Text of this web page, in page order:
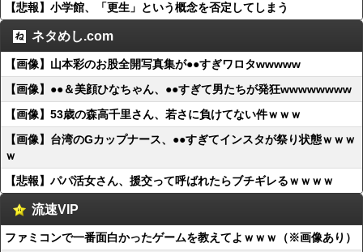
【悲報】小学館、「更生」という概念を否定してしまう
ネタめし.com
【画像】山本彩のお股全開写真集が●●すぎワロタwwwww
【画像】●●＆美顔ひなちゃん、●●すぎて男たちが発狂wwwwwwww
【画像】53歳の森高千里さん、若さに負けてない件ｗｗｗ
【画像】台湾のGカップナース、●●すぎてインスタが祭り状態ｗｗｗ
ｗ
【悲報】パパ活女さん、援交って呼ばれたらブチギレるｗｗｗｗ
流速VIP
ファミコンで一番面白かったゲームを教えてよｗｗｗ（※画像あり）